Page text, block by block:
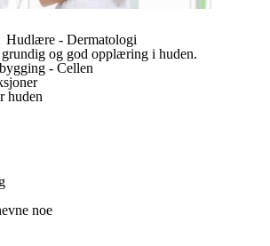
Hudlære - Dermatologi
og god opplæring i huden.
- Cellen
huden
noe